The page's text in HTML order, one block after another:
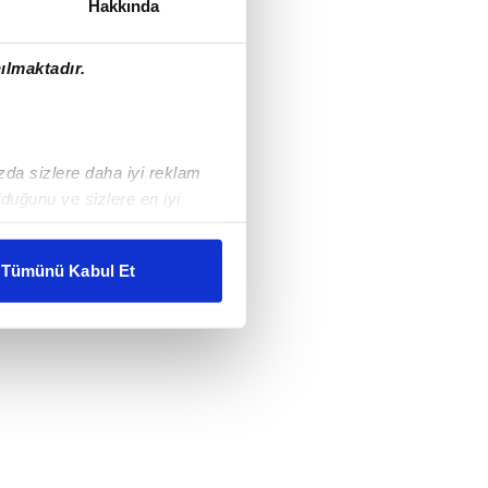
Hakkında
sizlere daha iyi reklam
ve sizlere en iyi
gösterilmeyecektir."
kullanılmaktadır. Bu
sunulması
ve sizlere yönelik
Tümünü Kabul Et